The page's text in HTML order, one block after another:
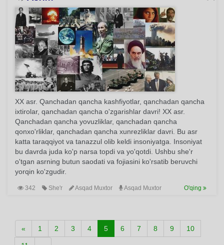
XX asr. Qanchadan qancha kashfiyotlar, qanchadan qancha
ixtirolar, qanchadan qancha o'zgarishlar davri! XX asr.
Qanchadan qancha yovuzliklar, qanchadan qancha
qonxo'rliklar, qanchadan qancha xunrezliklar davri. Bu asr
katta taraqqiyot va tanazzul olib keldi insoniyatga. Insoniyat
bu davrda juda ko'p narsa topdi va yo'qotdi. Ushbu she'r
o'tgan asrning butun saodati va fojiasini ko'rsatib beruvchi
yorqin ko'zgudir.
342 She'r Asqad Muxtor Asqad Muxtor O'qing
« 1 2 3 4 5 6 7 8 9 10